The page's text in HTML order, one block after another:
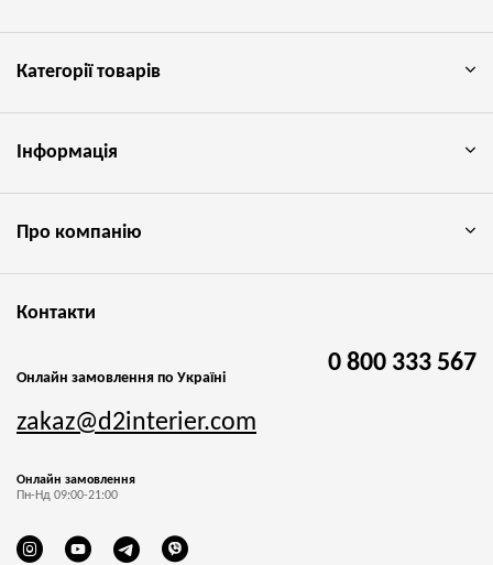
Категорії товарів
Інформація
Про компанію
Контакти
Онлайн замовлення по Україні
0 800 333 567
zakaz@d2interier.com
Онлайн замовлення
Пн-Нд 09:00-21:00